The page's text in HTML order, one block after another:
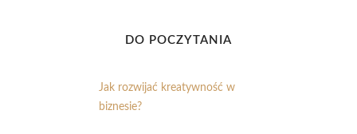
DO POCZYTANIA
Jak rozwijać kreatywność w
biznesie?